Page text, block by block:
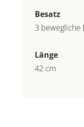
Besatz
3 bewegliche
Länge
42 cm